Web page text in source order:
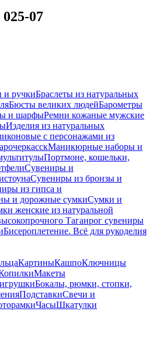
07
и ручкиБраслеты из натуральных
Бюсты великих людейБарометры
и шарфыРемни кожаные мужские
Изделия из натуральных
с персонажами из
Маникюрные наборы и
Портмоне, кошельки,
Сувениры и
Сувениры из бронзы и
из гипса и
и дорожные сумкиСумки и
женские из натуральной
Таганрог сувениры
Бисероплетение. Всё для рукоделия
КартиныКашпоКлючницы
Макеты
Бокалы, рюмки, стопки,
ПодставкиСвечи и
ЧасыШкатулки